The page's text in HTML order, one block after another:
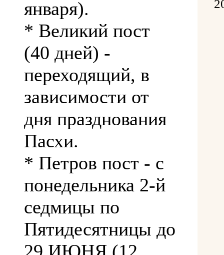
января).
* Великий пост
(40 дней) -
переходящий, в
зависимости от
дня празднования
Пасхи.
* Петров пост - с
понедельника 2-й
седмицы по
Пятидесятницы до